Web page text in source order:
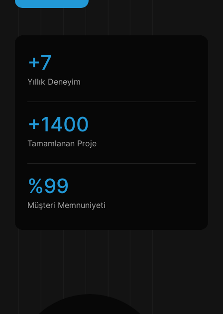
7
Yıllık Deneyim
1400
Tamamlanan Proje
99
Müşteri Memnuniyeti